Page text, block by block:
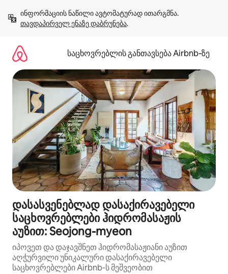
გადასვლა
თავდაპირველ ენაზე დაბრუნება.
საცხოვრებლის განთავსება Airbnb‑ზე
დასასვენებლად დასაქირავებელი
საცხოვრებლები ჰიდრომასაჟის
აუზით: Seojong-myeon
იპოვეთ და დაჯავშნეთ ჰიდრომასაჟიანი აუზით
აღჭურვილი უნიკალური დასაქირავებელი
საცხოვრებლები Airbnb‑ს მეშვეობით